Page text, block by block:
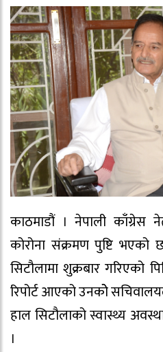
काठमाडौं । नेपाली काँग्रेस
कोरोना संक्रमण पुष्टि भएको
सिटौलामा शुक्रबार गरिएको
रिपोर्ट आएको उनकोे
हाल सिटौलाको स्वास्थ्य
।